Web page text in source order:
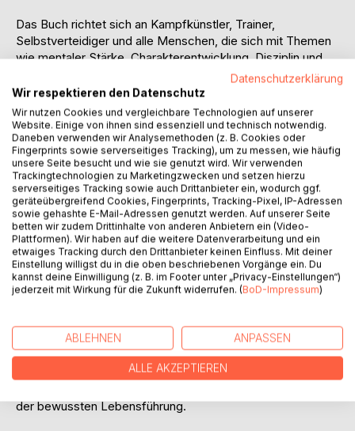
Das Buch richtet sich an Kampfkünstler, Trainer,
Selbstverteidiger und alle Menschen, die sich mit Themen
wie mentaler Stärke, Charakterentwicklung, Disziplin und
persönlichem Wachstum beschäftigen. Dabei geht es nicht
um oberflächliche Motivationssprüche, sondern um tiefere
Gedanken, die aus echter Praxis entstanden sind - direkt,
ehrlich und oftmals unbequem.
Die Weisheiten behandeln zentrale Themen des Budo-
Weges: den Trainingsweg, Meisterschaft, Alltag, Ego,
Leere und Kampf. Jede Aussage eröffnet neue
Perspektiven auf Erfolg, Scheitern, Selbstzweifel,
Verantwortung, Respekt und innere Ruhe. Viele der
Gedanken wirken zunächst schlicht, entfalten ihre wahre
Bedeutung jedoch erst durch Erfahrung, Reflexion und
eigenes Training.
Disziplin, Kontrolle und Respekt mit modernen Ansätzen
der Selbstverteidigung und Persönlichkeitsentwicklung.
Seine Gedanken zeigen, dass Kampfkunst weit über
Technik und körperliche Stärke hinausgeht. Sie wird zu
der bewussten Lebensführung.
Datenschutzerklärung
Wir respektieren den Datenschutz
Wir nutzen Cookies und vergleichbare Technologien auf unserer
Website. Einige von ihnen sind essenziell und technisch notwendig.
Daneben verwenden wir Analysemethoden (z. B. Cookies oder
Fingerprints sowie serverseitiges Tracking), um zu messen, wie häufig
unsere Seite besucht und wie sie genutzt wird. Wir verwenden
Trackingtechnologien zu Marketingzwecken und setzen hierzu
serverseitiges Tracking sowie auch Drittanbieter ein, wodurch ggf.
geräteübergreifend Cookies, Fingerprints, Tracking-Pixel, IP-Adressen
sowie gehashte E-Mail-Adressen genutzt werden. Auf unserer Seite
betten wir zudem Drittinhalte von anderen Anbietern ein (Video-
Plattformen). Wir haben auf die weitere Datenverarbeitung und ein
etwaiges Tracking durch den Drittanbieter keinen Einfluss. Mit deiner
Einstellung willigst du in die oben beschriebenen Vorgänge ein. Du
kannst deine Einwilligung (z. B. im Footer unter „Privacy-Einstellungen“)
jederzeit mit Wirkung für die Zukunft widerrufen. (BoD-Impressum)
ABLEHNEN ANPASSEN
ALLE AKZEPTIEREN